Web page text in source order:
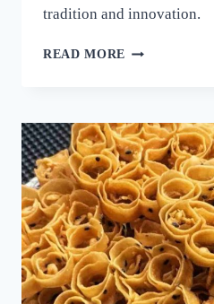
tradition and innovation.
READ MORE നല്ല
പലർക്കും
അറിയാത്ത
പുതിയ
രഹസ്യം
ഇതാ!
ദോശ
ഒരു
തവണ
ഇങ്ങനെ
ഉണ്ടാക്കൂ!